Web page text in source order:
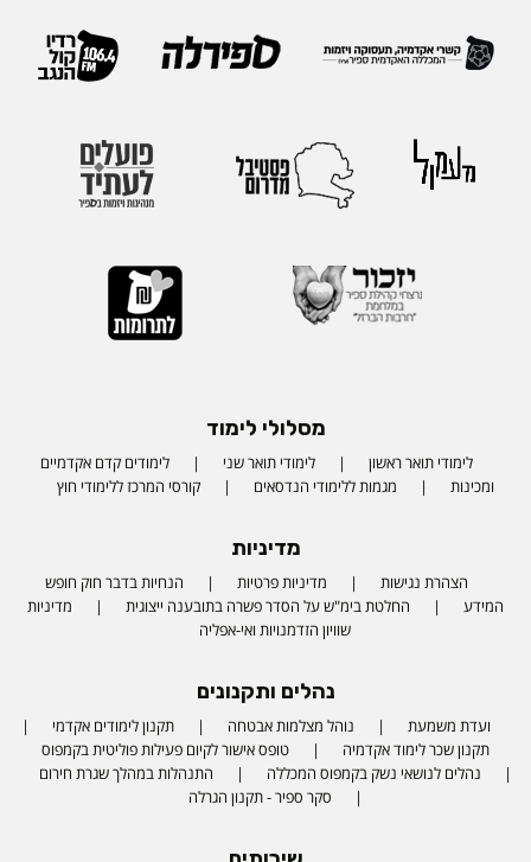
מסלולי לימוד
לימודי תואר ראשון לימודי תואר שני
לימודים קדם אקדמיים
ומכינות
מגמות ללימודי הנדסאים קורסי המרכז ללימודי חוץ
מדיניות
הצהרת נגישות מדיניות פרטיות
הנחיות בדבר חוק חופש
המידע
החלטת בימ"ש על הסדר פשרה בתובענה ייצוגית
מדיניות
שוויון הזדמנויות ואי-אפליה
נהלים ותקנונים
ועדת משמעת נוהל מצלמות אבטחה
תקנון לימודים אקדמי
תקנון שכר לימוד אקדמיה
טופס אישור לקיום פעילות פוליטית בקמפוס
נהלים לנושאי נשק בקמפוס המכללה
התנהלות במהלך שגרת חירום
סקר ספיר - תקנון הגרלה